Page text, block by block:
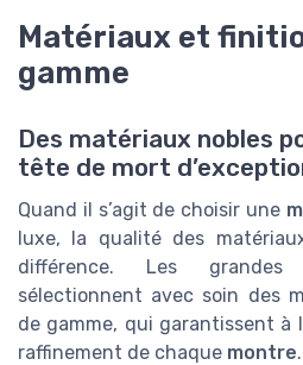
Matériaux et
gamme
Des matériaux nobles
tête de mort
Quand il s’agit de choisir une
luxe, la qualité des
différence. Les grandes
sélectionnent avec soin des
de gamme, qui garantissent
raffinement de chaque montre